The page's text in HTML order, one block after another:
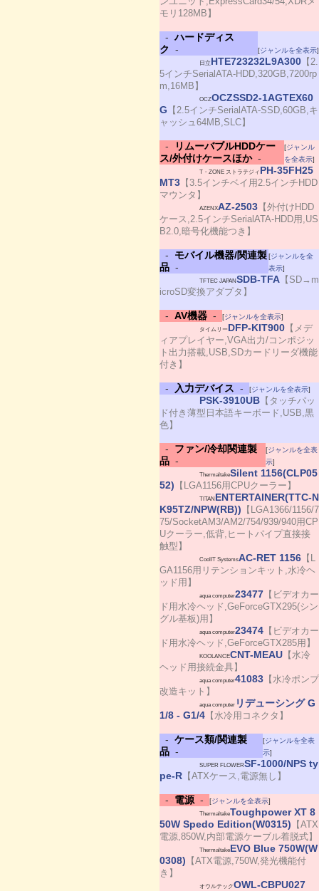
モリ128MB】
-ハードディス
ク
- [ジャンルを全表示]
日立 HTE723232L9A300【2.
5インチSerialATA-HDD,320GB,7200rp
m,16MB】
OCZOCZSSD2-1AGTEX60
G 【2.5インチSerialATA-SSD,60GB,キ
ャッシュ64MB,SLC】
-
リムーバブルHDDケー
ス/外付けケースほか-
[ジャンル
を全表示]
T・ZONE ストラテジィ PH-35FH25
MT3【3.5インチベイ用2.5インチHDD
マウンタ】
AZENXAZ-2503【外付けHDD
ケース,2.5インチSerialATA-HDD用,US
B2.0,暗号化機能つき】
- モバイル機器/関連製
品 -
[ジャンルを全
表示]
TFTEC JAPANSDB-TFA【SD→m
icroSD変換アダプタ】
- AV機器- [ジャンルを全表示]
タイムリーDFP-KIT900【メデ
ィアプレイヤー,VGA出力/コンポジッ
ト出力搭載,USB,SDカードリーダ機能
付き】
- 入力デバイス - [ジャンルを全表示]
PSK-3910UB【タッチパッ
ド付き薄型日本語キーボード,USB,黒
色】
- ファン/冷却関連製
品 -
[ジャンルを全表
示]
ThermaltakeSilent 1156(CLP05
52) 【LGA1156用CPUクーラー】
TITANENTERTAINER(TTC-N
K95TZ/NPW(RB)) 【LGA1366/1156/7
75/SocketAM3/AM2/754/939/940用CP
Uクーラー,低背,ヒートパイプ直接接
触型】
CoolIT SystemsAC-RET 1156【L
GA1156用リテンションキット,水冷ヘ
ッド用】
aqua computer23477【ビデオカー
ド用水冷ヘッド,GeForceGTX295(シン
グル基板)用】
aqua computer23474【ビデオカー
ド用水冷ヘッド,GeForceGTX285用】
KOOLANCECNT-MEAU【水冷
ヘッド用接続金具】
aqua computer41083【水冷ポンプ
改造キット】
aqua computerリデューシング G
1/8 - G1/4【水冷用コネクタ】
- ケース類/関連製
品 -
[ジャンルを全表
示]
SUPER FLOWERSF-1000/NPS ty
pe-R【ATXケース,電源無し】
- 電源- [ジャンルを全表示]
ThermaltakeToughpower XT 8
50W Spedo Edition(W0315) 【ATX
電源,850W,内部電源ケーブル着脱式】
ThermaltakeEVO Blue 750W(W
0308) 【ATX電源,750W,発光機能付
き】
オウルテックOWL-CBPU027